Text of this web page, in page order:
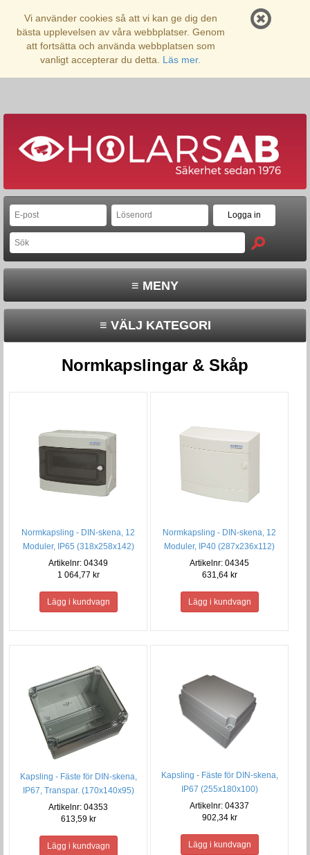
Vi använder cookies så att vi kan ge dig den
bästa upplevelsen av våra webbplatser. Genom
att fortsätta och använda webbplatsen som
vanligt accepterar du detta. Läs mer.
≡ MENY
≡ VÄLJ KATEGORI
Normkapslingar & Skåp
Normkapsling - DIN-skena, 12
Moduler, IP65 (318x258x142)
Artikelnr: 04349
1 064,77 kr
Normkapsling - DIN-skena, 12
Moduler, IP40 (287x236x112)
Artikelnr: 04345
631,64 kr
Kapsling - Fäste för DIN-skena,
IP67, Transpar. (170x140x95)
Artikelnr: 04353
613,59 kr
Kapsling - Fäste för DIN-skena,
IP67 (255x180x100)
Artikelnr: 04337
902,34 kr